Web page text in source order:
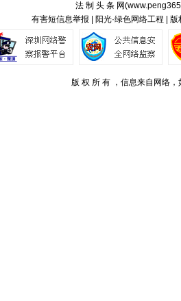
法 制 头 条 网(
有害短信息举报 | 阳光·绿色网络工程 |
版 权 所 有 ，信息来自网络